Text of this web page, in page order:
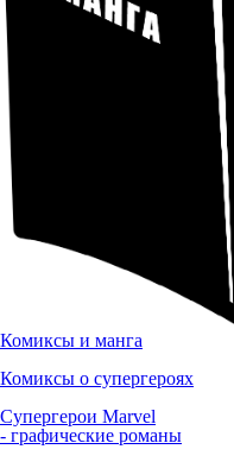
Комиксы и манга
Комиксы о супергероях
Супергерои Marvel
- графические романы